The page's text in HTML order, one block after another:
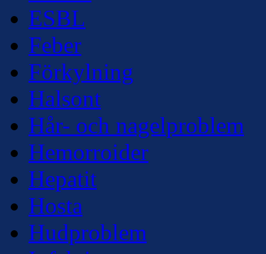
ESBL
Feber
Förkylning
Halsont
Hår- och nagelproblem
Hemorroider
Hepatit
Hosta
Hudproblem